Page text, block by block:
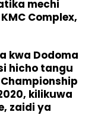
mechi
Complex,
kwa Dodoma
hicho tangu
kilikuwa
zaidi ya